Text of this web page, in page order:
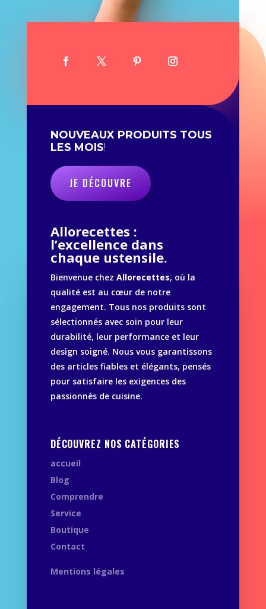
NOUVEAUX PRODUITS TOUS
LES MOIS!
JE DÉCOUVRE
Allorecettes :
l’excellence dans
chaque ustensile.
Bienvenue chez Allorecettes, où la
qualité est au cœur de notre
engagement. Tous nos produits sont
sélectionnés avec soin pour leur
durabilité, leur performance et leur
design soigné. Nous vous garantissons
des articles fiables et élégants, pensés
pour satisfaire les exigences des
passionnés de cuisine.
DÉCOUVREZ NOS CATÉGORIES
accueil
Blog
Comprendre
Service
Boutique
Contact
Mentions légales